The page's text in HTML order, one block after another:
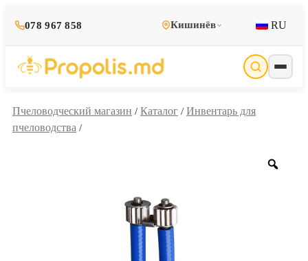
078 967 858 Кишинёв RU
Пчеловодческий магазин / Каталог / Инвентарь для
пчеловодства /